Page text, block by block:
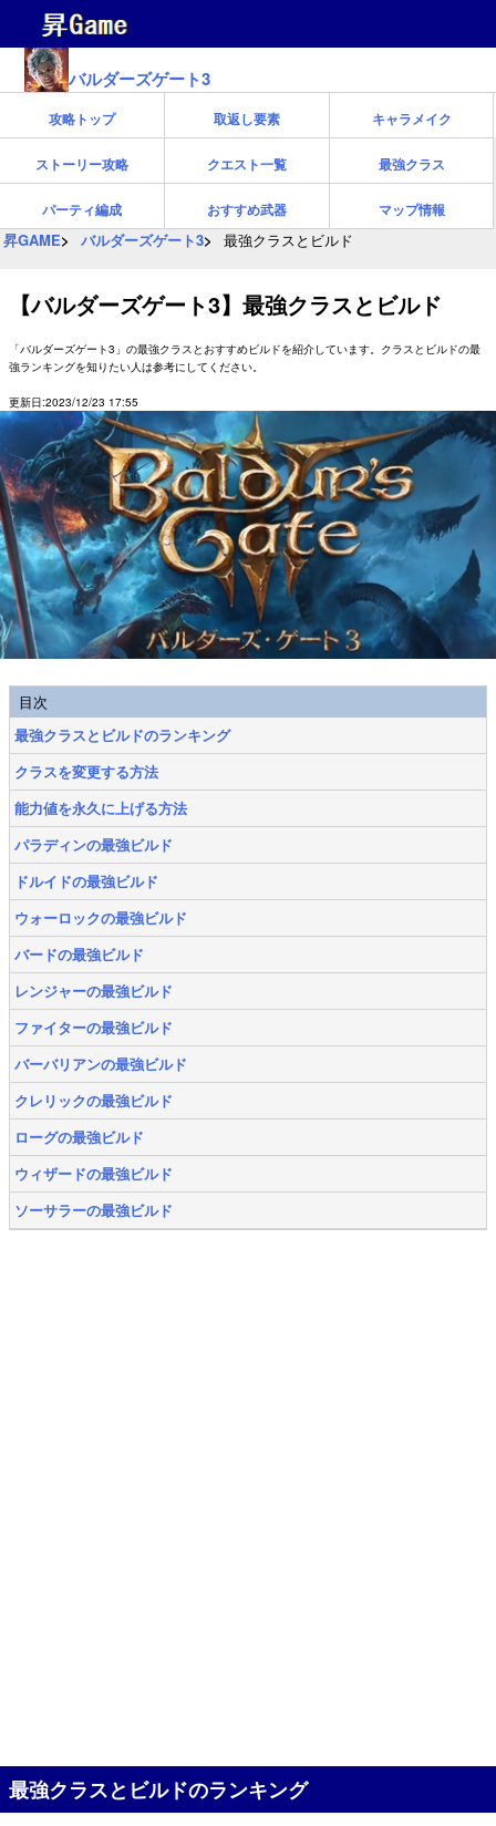
バルダーズゲート3
攻略トップ 取返し要素 キャラメイク
ストーリー攻略 クエスト一覧 最強クラス
パーティ編成 おすすめ武器 マップ情報
昇GAME バルダーズゲート3 最強クラスとビルド
【バルダーズゲート3】最強クラスとビルド
「バルダーズゲート3」の最強クラスとおすすめビルドを紹介しています。クラスとビルドの最
強ランキングを知りたい人は参考にしてください。
更新日:2023/12/23 17:55
目次
最強クラスとビルドのランキング
クラスを変更する方法
能力値を永久に上げる方法
パラディンの最強ビルド
ドルイドの最強ビルド
ウォーロックの最強ビルド
バードの最強ビルド
レンジャーの最強ビルド
ファイターの最強ビルド
バーバリアンの最強ビルド
クレリックの最強ビルド
ローグの最強ビルド
ウィザードの最強ビルド
ソーサラーの最強ビルド
最強クラスとビルドのランキング